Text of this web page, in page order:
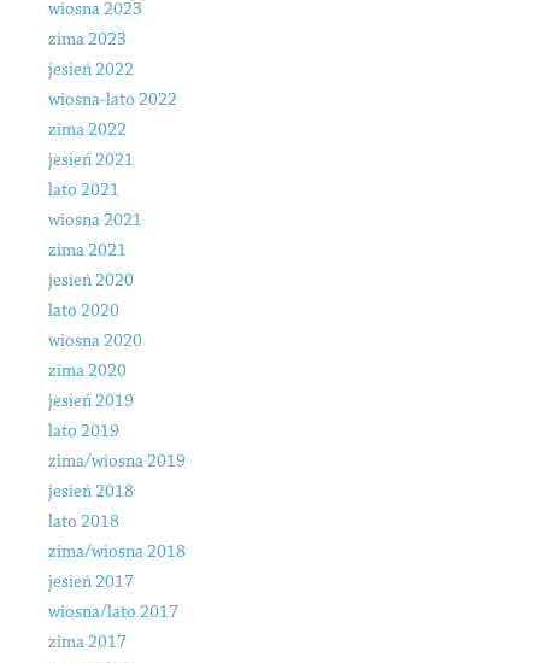
wiosna 2023
zima 2023
jesień 2022
wiosna-lato 2022
zima 2022
jesień 2021
lato 2021
wiosna 2021
zima 2021
jesień 2020
lato 2020
wiosna 2020
zima 2020
jesień 2019
lato 2019
zima/wiosna 2019
jesień 2018
lato 2018
zima/wiosna 2018
jesień 2017
wiosna/lato 2017
zima 2017